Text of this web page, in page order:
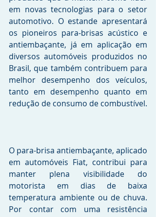
em novas tecnologias para o setor
automotivo. O estande apresentará
os pioneiros para-brisas acústico e
antiembaçante, já em aplicação em
diversos automóveis produzidos no
Brasil, que também contribuem para
melhor desempenho dos veículos,
tanto em desempenho quanto em
O para-brisa antiembaçante, aplicado
em automóveis Fiat, contribui para
manter plena visibilidade do
motorista em dias de baixa
temperatura ambiente ou de chuva.
Por contar com uma resistência